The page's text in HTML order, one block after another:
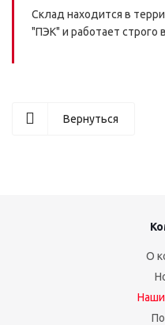
Склад находится в
"ПЭК" и работает строго
Вернуться
О
Наши